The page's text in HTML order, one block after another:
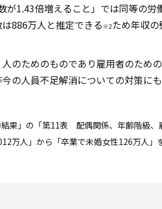
が1.43倍増えること」では同等の
886万人と推定できる※2ため年収
のためのものであり雇用者のため
の人員不足解消についての対策にも
果」の「第11表 配偶関係、年齢階級、
万人」から「卒業で未婚女性126万人」